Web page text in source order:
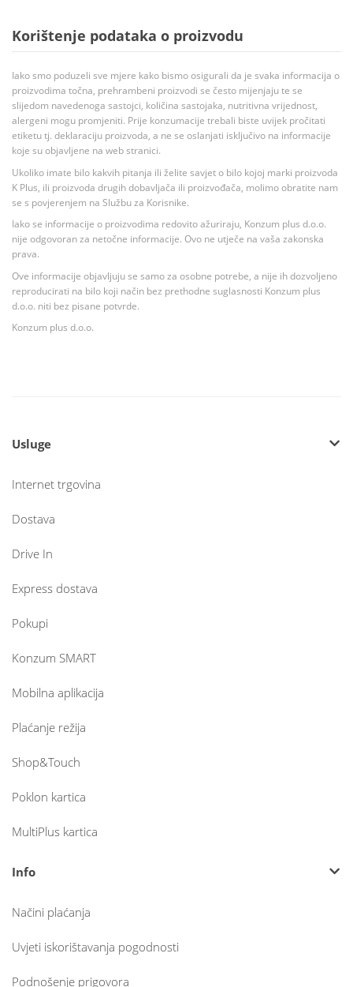
Korištenje podataka o proizvodu
Iako smo poduzeli sve mjere kako bismo osigurali da je svaka informacija o
proizvodima točna, prehrambeni proizvodi se često mijenjaju te se
slijedom navedenoga sastojci, količina sastojaka, nutritivna vrijednost,
alergeni mogu promjeniti. Prije konzumacije trebali biste uvijek pročitati
etiketu tj. deklaraciju proizvoda, a ne se oslanjati isključivo na informacije
koje su objavljene na web stranici.
Ukoliko imate bilo kakvih pitanja ili želite savjet o bilo kojoj marki proizvoda
K Plus, ili proizvoda drugih dobavljača ili proizvođača, molimo obratite nam
se s povjerenjem na Službu za Korisnike.
Iako se informacije o proizvodima redovito ažuriraju, Konzum plus d.o.o.
nije odgovoran za netočne informacije. Ovo ne utječe na vaša zakonska
prava.
Ove informacije objavljuju se samo za osobne potrebe, a nije ih dozvoljeno
reproducirati na bilo koji način bez prethodne suglasnosti Konzum plus
d.o.o. niti bez pisane potvrde.
Konzum plus d.o.o.
Usluge
Internet trgovina
Dostava
Drive In
Express dostava
Pokupi
Konzum SMART
Mobilna aplikacija
Plaćanje režija
Shop&Touch
Poklon kartica
MultiPlus kartica
Info
Načini plaćanja
Uvjeti iskorištavanja pogodnosti
Podnošenje prigovora